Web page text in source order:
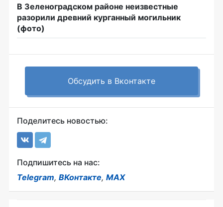
В Зеленоградском районе неизвестные
разорили древний курганный могильник
(фото)
Обсудить в Вконтакте
Поделитесь новостью:
Подпишитесь на нас:
Telegram, ВКонтакте, MAX